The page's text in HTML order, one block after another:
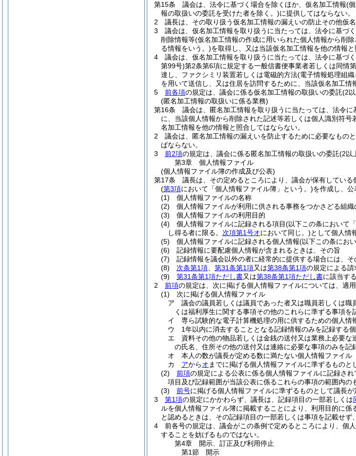
第15条
議会は、法令に基づく場合を除くほか、仮名加工情報(
報の取扱いの委託を受けた者を除く。)に提供してはならない。
2
議長は、その取り扱う仮名加工情報の漏えいの防止その他仮
3
議会は、仮名加工情報を取り扱うに当たっては、法令に基づ
削除情報等(仮名加工情報の作成に用いられた個人情報から削
る情報をいう。)を取得し、又は当該仮名加工情報を他の情報と
4
議会は、仮名加工情報を取り扱うに当たっては、法令に基づ
第99号)第2条第6項に規定する一般信書便事業者若しくは同情
達し、ファクシミリ装置若しくは電磁的方法(電子情報処理組
を用いて送信し、又は住居を訪問するために、当該仮名加工情
5
前各項の規定は、議会に係る仮名加工情報の取扱いの委託(2
(匿名加工情報の取扱いに係る業務)
第16条
議会は、匿名加工情報を取り扱うに当たっては、法令
に、当該個人情報から削除された記述等若しくは個人識別符
名加工情報を他の情報と照合してはならない。
2
議会は、匿名加工情報の漏えいを防止するために必要なもの
ばならない。
3
前2項の規定は、議会に係る匿名加工情報の取扱いの委託(2以
第3章
個人情報ファイル
(個人情報ファイル簿の作成及び公表)
第17条
議長は、その定めるところにより、議会が保有してい
(第3項において「個人情報ファイル簿」という。)を作成し、公
(1)
個人情報ファイルの名称
(2)
個人情報ファイルが利用に供される事務をつかさどる組織
(3)
個人情報ファイルの利用目的
(4)
個人情報ファイルに記録される項目(以下この条において
し得る者に限る。 次項第1号オにおいて同じ。)として個人情
(5)
個人情報ファイルに記録される個人情報(以下この条にお
(6)
記録情報に要配慮個人情報が含まれるときは、その旨
(7)
記録情報を議会以外の者に経常的に提供する場合には、そ
(8)
次条第1項 第31条第1項又は第38条第1項の規定による
(9)
第31条第1項ただし書又は第38条第1項ただし書に該当す
2
前項の規定は、次に掲げる個人情報ファイルについては、適用
(1)
次に掲げる個人情報ファイル
ア
議会の議員若しくは議員であった者又は職員若しくは
くは福利厚生に関する事項その他のこれらに準ずる事項を
イ
専ら試験的な電子計算機処理の用に供するための個人情
ウ
1年以内に消去することとなる記録情報のみを記録する
エ
資料その他の物品若しくは金銭の送付又は業務上必要
の氏名、住所その他の送付又は連絡に必要な事項のみを記
オ
本人の数が議長が定める数に満たない個人情報ファイル
カ
アからオ までに掲げる個人情報ファイルに準ずるもの
(2)
前項の規定による公表に係る個人情報ファイルに記録さ
項目及び記録範囲が当該公表に係るこれらの事項の範囲内の
(3)
前号に掲げる個人情報ファイルに準ずるものとして議長
3
第1項の規定にかかわらず、議長は、記録項目の一部若しくは
ルを個人情報ファイル簿に掲載することにより、利用目的に
と認めるときは、その記録項目の一部若しくは事項を記載せ
4
前各号の規定は、議会がこの条例で定めるところにより、個
することを妨げるものではない。
第4章
開示、訂正及び利用停止
第1節
開示